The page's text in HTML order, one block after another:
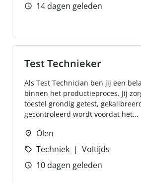
14 dagen geleden
Test Technieker
Als Test Technician ben jij een
binnen het productieproces. Jij
toestel grondig getest,
gecontroleerd wordt voordat het...
Olen
Techniek
Voltijds
10 dagen geleden